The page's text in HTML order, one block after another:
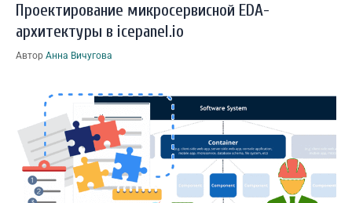
Проектирование микросервисной EDA-
архитектуры в icepanel.io
Автор Анна Вичугова